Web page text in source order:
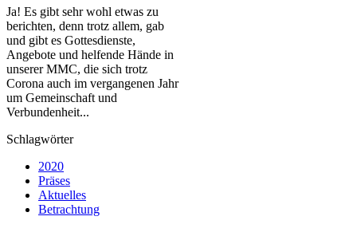
Ja! Es gibt sehr wohl etwas zu
berichten, denn trotz allem, gab
und gibt es Gottesdienste,
Angebote und helfende Hände in
unserer MMC, die sich trotz
Corona auch im vergangenen Jahr
um Gemeinschaft und
Verbundenheit...
Schlagwörter
2020
Präses
Aktuelles
Betrachtung